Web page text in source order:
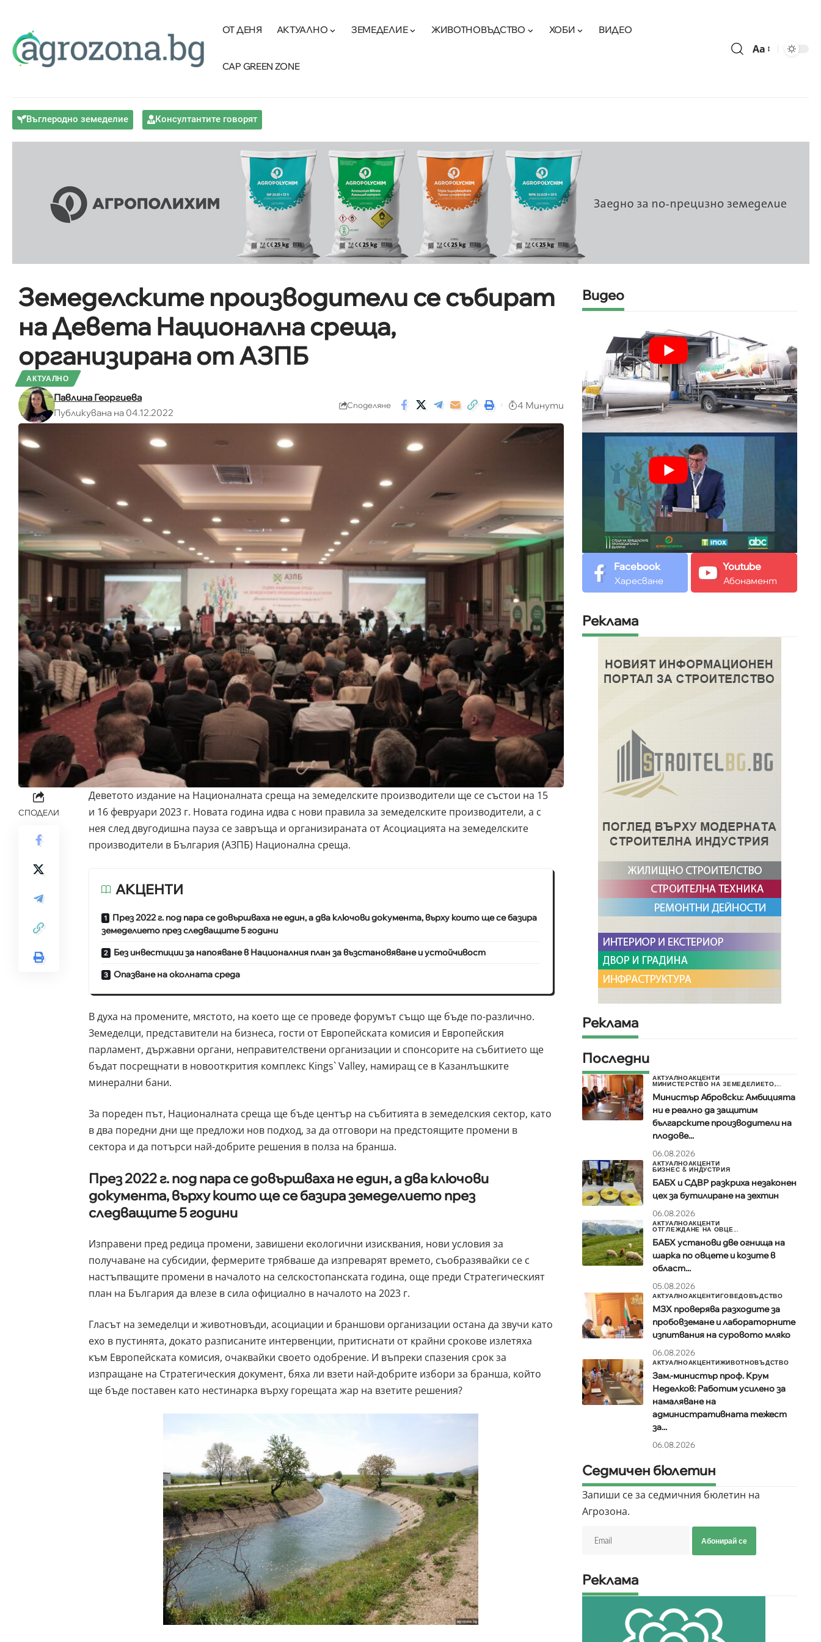
ОТ ДЕНЯ АКТУАЛНО ЗЕМЕДЕЛИЕ ЖИВОТНОВЪДСТВО ХОБИ ВИДЕО
CAP GREEN ZONE
Aa
Въглеродно земеделие Консултантите говорят
Земеделските производители се събират
на Девета Национална среща,
организирана от АЗПБ
АКТУАЛНО
Павлина Георгиева
Публикувана на 04.12.2022
Споделяне 4 Минути
СПОДЕЛИ
Деветото издание на Националната среща на земеделските производители ще се състои на 15
и 16 февруари 2023 г. Новата година идва с нови правила за земеделските производители, а с
нея след двугодишна пауза се завръща и организираната от Асоциацията на земеделските
производители в България (АЗПБ) Национална среща.
АКЦЕНТИ
През 2022 г. под пара се довършваха не един, а два ключови документа, върху които ще се базира
земеделието през следващите 5 години
Без инвестиции за напояване в Националния план за възстановяване и устойчивост
Опазване на околната среда
В духа на промените, мястото, на което ще се проведе форумът също ще бъде по-различно.
Земеделци, представители на бизнеса, гости от Европейската комисия и Европейския
парламент, държавни органи, неправителствени организации и спонсорите на събитието ще
бъдат посрещнати в новооткрития комплекс Kings` Valley, намиращ се в Казанлъшките
минерални бани.
За пореден път, Националната среща ще бъде център на събитията в земеделския сектор, като
в два поредни дни ще предложи нов подход, за да отговори на предстоящите промени в
сектора и да потърси най-добрите решения в полза на бранша.
През 2022 г. под пара се довършваха не един, а два ключови
документа, върху които ще се базира земеделието през
следващите 5 години
Изправени пред редица промени, завишени екологични изисквания, нови условия за
получаване на субсидии, фермерите трябваше да изпреварят времето, съобразявайки се с
настъпващите промени в началото на селскостопанската година, още преди Стратегическият
план на България да влезе в сила официално в началото на 2023 г.
Гласът на земеделци и животновъди, асоциации и браншови организации остана да звучи като
ехо в пустинята, докато разписаните интервенции, притиснати от крайни срокове излетяха
към Европейската комисия, очаквайки своето одобрение. И въпреки спазения срок за
изпращане на Стратегическия документ, бяха ли взети най-добрите избори за бранша, който
ще бъде поставен като нестинарка върху горещата жар на взетите решения?
Видео
Facebook
Харесване
Youtube
Абонамент
Реклама
Реклама
Последни
АКТУАЛНОАКЦЕНТИ
МИНИСТЕРСТВО НА ЗЕМЕДЕЛИЕТО,...
Министър Абровски: Амбицията
ни е реално да защитим
българските производители на
плодове...
06.08.2026
АКТУАЛНОАКЦЕНТИ
БИЗНЕС & ИНДУСТРИЯ
БАБХ и СДВР разкриха незаконен
цех за бутилиране на зехтин
06.08.2026
АКТУАЛНОАКЦЕНТИ
ОТГЛЕЖДАНЕ НА ОВЦЕ...
БАБХ установи две огнища на
шарка по овцете и козите в
област...
05.08.2026
АКТУАЛНОАКЦЕНТИГОВЕДОВЪДСТВО
МЗХ проверява разходите за
пробовземане и лабораторните
изпитвания на суровото мляко
06.08.2026
АКТУАЛНОАКЦЕНТИЖИВОТНОВЪДСТВО
Зам.-министър проф. Крум
Неделков: Работим усилено за
намаляване на
административната тежест
за...
06.08.2026
Седмичен бюлетин
Запиши се за седмичния бюлетин на
Агрозона.
Абонирай се
Реклама